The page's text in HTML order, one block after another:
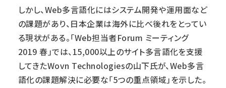
しかし、Web多言語化にはシステム開発や運用面など
の課題があり、日本企業は海外に比べ後れをとってい
る現状がある。「Web担当者Forum ミーティング
2019 春 」では、15,000以上のサイト多言語化を支援
してきたWovn Technologiesの山下氏が、Web多言
語化の課題解決に必要な「5つの重点領域」を示した。